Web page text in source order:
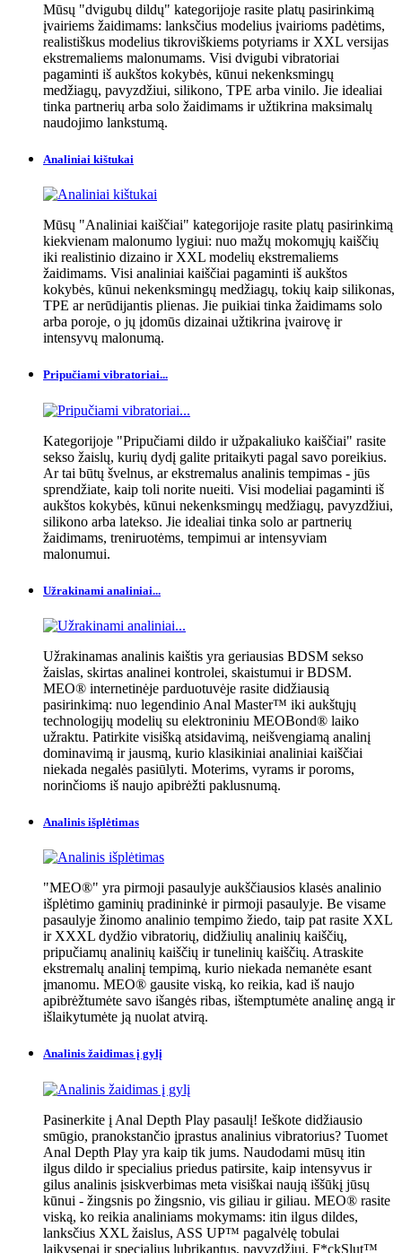
Mūsų "dvigubų dildų" kategorijoje rasite platų pasirinkimą
įvairiems žaidimams: lanksčius modelius įvairioms padėtims,
realistiškus modelius tikroviškiems potyriams ir XXL versijas
ekstremaliems malonumams. Visi dvigubi vibratoriai
pagaminti iš aukštos kokybės, kūnui nekenksmingų
medžiagų, pavyzdžiui, silikono, TPE arba vinilo. Jie idealiai
tinka partnerių arba solo žaidimams ir užtikrina maksimalų
naudojimo lankstumą.
Analiniai kištukai
Mūsų "Analiniai kaiščiai" kategorijoje rasite platų pasirinkimą
kiekvienam malonumo lygiui: nuo mažų mokomųjų kaiščių
iki realistinio dizaino ir XXL modelių ekstremaliems
žaidimams. Visi analiniai kaiščiai pagaminti iš aukštos
kokybės, kūnui nekenksmingų medžiagų, tokių kaip silikonas,
TPE ar nerūdijantis plienas. Jie puikiai tinka žaidimams solo
arba poroje, o jų įdomūs dizainai užtikrina įvairovę ir
intensyvų malonumą.
Pripučiami vibratoriai...
Kategorijoje "Pripučiami dildo ir užpakaliuko kaiščiai" rasite
sekso žaislų, kurių dydį galite pritaikyti pagal savo poreikius.
Ar tai būtų švelnus, ar ekstremalus analinis tempimas - jūs
sprendžiate, kaip toli norite nueiti. Visi modeliai pagaminti iš
aukštos kokybės, kūnui nekenksmingų medžiagų, pavyzdžiui,
silikono arba latekso. Jie idealiai tinka solo ar partnerių
žaidimams, treniruotėms, tempimui ar intensyviam
malonumui.
Užrakinami analiniai...
Užrakinamas analinis kaištis yra geriausias BDSM sekso
žaislas, skirtas analinei kontrolei, skaistumui ir BDSM.
MEO® internetinėje parduotuvėje rasite didžiausią
pasirinkimą: nuo legendinio Anal Master™ iki aukštųjų
technologijų modelių su elektroniniu MEOBond® laiko
užraktu. Patirkite visišką atsidavimą, neišvengiamą analinį
dominavimą ir jausmą, kurio klasikiniai analiniai kaiščiai
niekada negalės pasiūlyti. Moterims, vyrams ir poroms,
norinčioms iš naujo apibrėžti paklusnumą.
Analinis išplėtimas
"MEO®" yra pirmoji pasaulyje aukščiausios klasės analinio
išplėtimo gaminių pradininkė ir pirmoji pasaulyje. Be visame
pasaulyje žinomo analinio tempimo žiedo, taip pat rasite XXL
ir XXXL dydžio vibratorių, didžiulių analinių kaiščių,
pripučiamų analinių kaiščių ir tunelinių kaiščių. Atraskite
ekstremalų analinį tempimą, kurio niekada nemanėte esant
įmanomu. MEO® gausite viską, ko reikia, kad iš naujo
apibrėžtumėte savo išangės ribas, ištemptumėte analinę angą ir
išlaikytumėte ją nuolat atvirą.
Analinis žaidimas į gylį
Pasinerkite į Anal Depth Play pasaulį! Ieškote didžiausio
smūgio, pranokstančio įprastus analinius vibratorius? Tuomet
Anal Depth Play yra kaip tik jums. Naudodami mūsų itin
ilgus dildo ir specialius priedus patirsite, kaip intensyvus ir
gilus analinis įsiskverbimas meta visiškai naują iššūkį jūsų
kūnui - žingsnis po žingsnio, vis giliau ir giliau. MEO® rasite
viską, ko reikia analiniams mokymams: itin ilgus dildes,
lanksčius XXL žaislus, ASS UP™ pagalvėlę tobulai
laikysenai ir specialius lubrikantus, pavyzdžiui, F*ckSlut™